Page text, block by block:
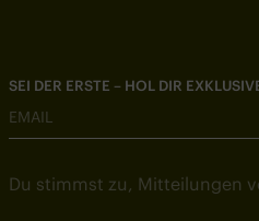
SEI DER ERSTE – HOL DIR
EMAIL
Du stimmst zu, Mitteilungen